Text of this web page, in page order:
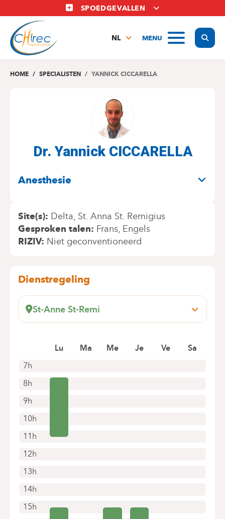
en
naar
inhoud
SPOEDGEVALLEN
MENU
NL
EN
HOME SPECIALISTEN YANNICK CICCARELLA
Dr. Yannick CICCARELLA
Anesthesie
Site(s) Delta St. Anna St. Remigius
Gesproken talen Frans Engels
RIZIV Niet geconventioneerd
Dienstregeling
St-Anne St-Remi
Boulevard Jules Graindor, 66
+32 2 434 37 66
Alleen telefonische afspraken
7h
8h
9h
10h
11h
12h
13h
14h
15h
Lu Ma Me Je Ve Sa